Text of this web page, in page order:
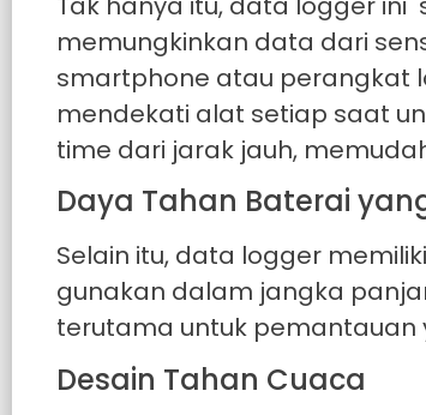
memungkinkan data dari
smartphone atau perangkat
mendekati alat setiap saat
time dari jarak jauh,
Daya Tahan Baterai
Selain itu, data logger
gunakan dalam jangka
terutama untuk
Desain Tahan Cuaca